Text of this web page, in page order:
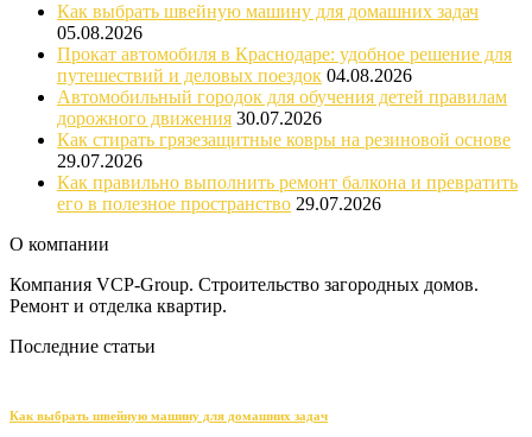
Как выбрать швейную машину для домашних задач
05.08.2026
Прокат автомобиля в Краснодаре: удобное решение для
путешествий и деловых поездок 04.08.2026
Автомобильный городок для обучения детей правилам
дорожного движения 30.07.2026
Как стирать грязезащитные ковры на резиновой основе
29.07.2026
Как правильно выполнить ремонт балкона и превратить
его в полезное пространство 29.07.2026
О компании
Компания VCP-Group. Строительство загородных домов.
Ремонт и отделка квартир.
Последние статьи
Как выбрать швейную машину для домашних задач